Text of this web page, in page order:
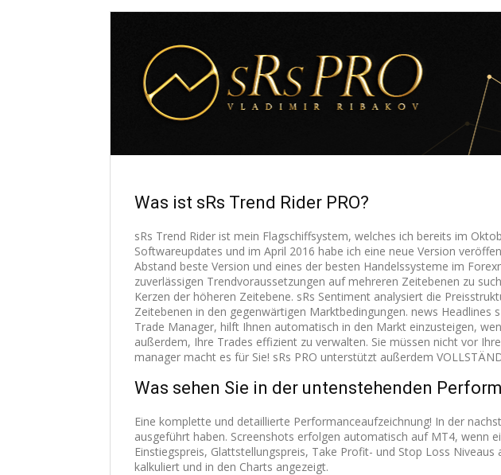
Was ist sRs Trend Rider PRO?
sRs Trend Rider ist mein Flagschiffsystem, welches ich bereits im
Softwareupdates und im April 2016 habe ich eine neue Version
Abstand beste Version und eines der besten Handelssysteme im
zuverlässigen Trendvoraussetzungen auf mehreren Zeitebenen zu
Kerzen der höheren Zeitebene. sRs Sentiment analysiert die
Zeitebenen in den gegenwärtigen Marktbedingungen. news
Trade Manager, hilft Ihnen automatisch in den Markt einzusteigen,
außerdem, Ihre Trades effizient zu verwalten. Sie müssen nicht vor
manager macht es für Sie! sRs PRO unterstützt außerdem
Was sehen Sie in der untenstehenden
Eine komplette und detaillierte Performanceaufzeichnung! In der
ausgeführt haben. Screenshots erfolgen automatisch auf MT4, wenn
Einstiegspreis, Glattstellungspreis, Take Profit- und Stop Loss
kalkuliert und in den Charts angezeigt.